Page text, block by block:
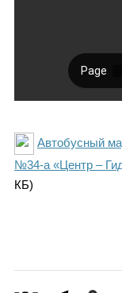
Автобусный
№34-а «Центр –
КБ)